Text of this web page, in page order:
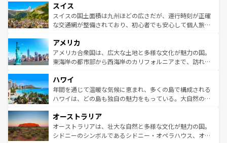
れる地方に足を運ぶとそれぞれで全く異なる文化を体験で
きるだろう。 なお、新着のフランス情報はコンテンツ一覧
を参照してほしい。
は、お酒好きな人にはぜひ体験してほしい。 なお、新着の
ドイツ情報はコンテンツ一覧を参照してほしい。
リアごとに異なる魅力がある。また、優雅なアフタヌーン
ティー、ビール好きにはたまらない英国パブ、サッカー観
戦など、本場だからこそできる体験も豊富。イギリスを旅
ンツ一覧を参照してほしい。
スイス
スイスの国土面積は九州ほどの広さだが、運行時刻が正確
な交通網が整備されており、初心者でも安心して個人旅行
の建物がそのまま残る町や、スイスならではのユニークな
博物館もあり、アルプス観光だけでなく町歩きも満喫する
ことができる。国民の所得が高いため物価も高いが、旅行
ば市内交通費無料で観光を楽しむこともできる。 なお、新
着のスイス情報はコンテンツ一覧 を参照してほしい。
アメリカ
アメリカ合衆国は、広大な土地と多様な文化が魅力の国。
東海岸の都市部から西海岸のカリフォルニアまで、訪れる
のような巨大都市は、観光、ショッピング、エンターテイ
ンメントが詰まった刺激的なスポットだ。一方、アメリカ
西部には大自然が広がり、グランドキャニオンやイエロー
部のニューオーリンズでは、音楽と美食が融合した独特の
文化が魅力。旅行者はアメリカの各地域で異なる魅力を楽
しみながら、その多様性と豊かな歴史を感じることができ
ハワイ
年間を通じて温暖な気候に恵まれ、多くの島で構成される
ハワイは、どの島も独自の魅力をもっている。大自然の神
ワイ島は見逃せない。また、定番の観光地といえばオアフ
島だが、静かな自然を求めるならマウイ島やカウアイ島が
おすすめ。エメラルドグリーンに輝く海をはじめ、豊かな
オーストラリア
オーストラリアは、壮大な自然と多様な文化が魅力の国。
シドニーのシンボルであるシドニー・オペラハウス、オー